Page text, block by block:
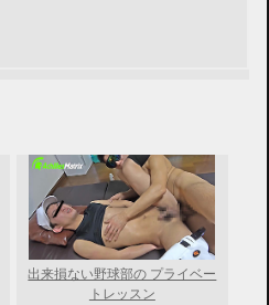
出来損ない野球部の プライベー
トレッスン